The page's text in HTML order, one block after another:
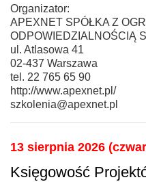
Organizator:
APEXNET SPÓŁKA Z
ODPOWIEDZIALNOŚCIĄ
ul. Atlasowa 41
02-437 Warszawa
tel. 22 765 65 90
http://www.apexnet.pl/
szkolenia@apexnet.pl
13 sierpnia 2026
Księgowość